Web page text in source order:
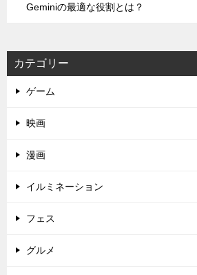
Geminiの最適な役割とは？
カテゴリー
ゲーム
映画
漫画
イルミネーション
フェス
グルメ